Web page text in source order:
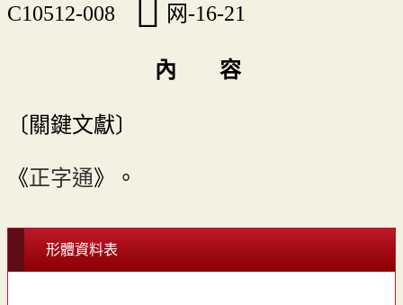
C10512-008 网-16-21
內 容
〔關鍵文獻〕
《正字通》。
形體資料表